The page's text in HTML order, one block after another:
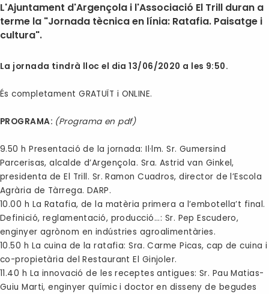
L'Ajuntament d'Argençola i l'Associació El Trill duran a
terme la "Jornada tècnica en línia: Ratafia. Paisatge i
cultura".
La jornada tindrà lloc el dia 13/06/2020 a les 9:50.
És completamentGRATUÏT i ONLINE.
PROGRAMA: (Programa en pdf)
9.50 h Presentació de la jornada: Il·lm. Sr. Gumersind
Parcerisas, alcalde d’Argençola. Sra. Astrid van Ginkel,
presidenta de El Trill. Sr. Ramon Cuadros, director de l’Escola
Agrària de Tàrrega. DARP.
10.00 h La Ratafia, de la matèria primera a l’embotella’t final.
Definició, reglamentació, producció...: Sr. Pep Escudero,
enginyer agrònom en indústries agroalimentàries.
10.50 h La cuina de la ratafia: Sra. Carme Picas, cap de cuina i
co-propietària del Restaurant El Ginjoler.
11.40 h La innovació de les receptes antigues: Sr. Pau Matias-
Guiu Marti, enginyer químic i doctor en disseny de begudes